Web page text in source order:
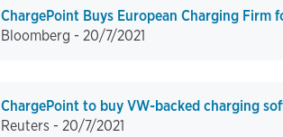
ChargePoint Buys European Charging Firm
Bloomberg - 20/7/2021
ChargePoint to buy VW-backed charging
Reuters - 20/7/2021